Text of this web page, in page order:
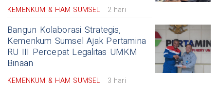
KEMENKUM & HAM SUMSEL 2 hari
Bangun Kolaborasi Strategis,
Kemenkum Sumsel Ajak Pertamina
RU III Percepat Legalitas UMKM
Binaan
KEMENKUM & HAM SUMSEL 3 hari